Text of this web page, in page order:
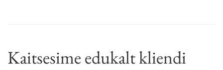
Kaitsesime edukalt kliendi